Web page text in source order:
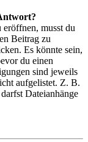
musst du
Beitrag zu
Es könnte sein,
du einen
sind jeweils
aufgelistet. Z. B.
Dateianhänge